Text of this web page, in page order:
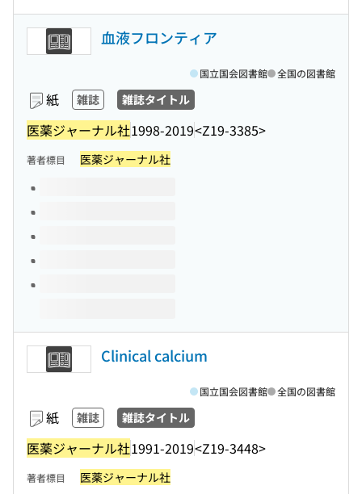
血液フロンティア
紙 雑誌 雑誌タイトル
医薬ジャーナル社1998-2019<Z19-3385>
国立国会図書館 全国の図書館
著者標目 医薬ジャーナル社
このタイトルの巻号
Clinical calcium
紙 雑誌 雑誌タイトル
医薬ジャーナル社1991-2019<Z19-3448>
国立国会図書館 全国の図書館
著者標目 医薬ジャーナル社